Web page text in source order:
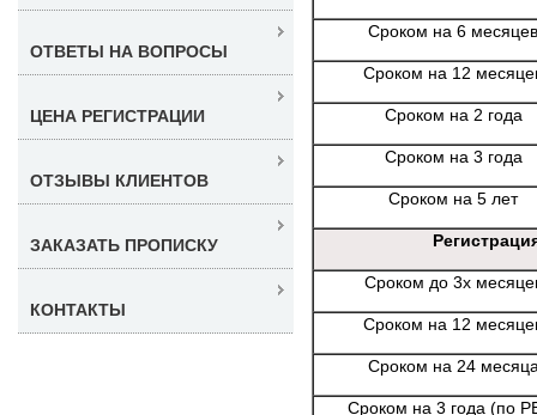
Сроком на 6 месяцев
Сроком на 12
Сроком на 2 года
Сроком на 3 года
Сроком на 5 лет
Сроком до 3х
Сроком на 12
Сроком на 24
Сроком на 3 года (по
ОТВЕТЫ НА ВОПРОСЫ
ЦЕНА РЕГИСТРАЦИИ
ОТЗЫВЫ КЛИЕНТОВ
ЗАКАЗАТЬ ПРОПИСКУ
КОНТАКТЫ